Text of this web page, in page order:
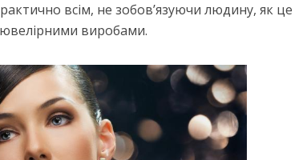
всім, не зобов’язуючи людину, як це
ювелірними виробами.